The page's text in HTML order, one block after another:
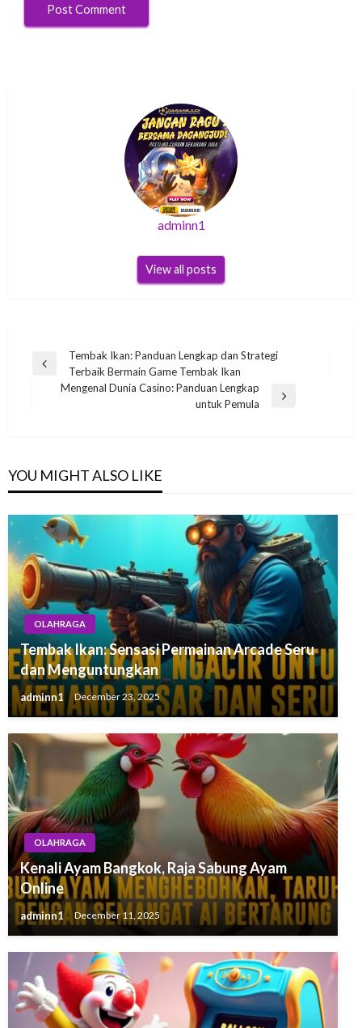
adminn1
View all posts
Post
navigation
Previous
Tembak Ikan: Panduan Lengkap dan Strategi
Terbaik Bermain Game Tembak Ikan
Mengenal Dunia Casino: Panduan Lengkap
untuk Pemula
YOU MIGHT ALSO LIKE
OLAHRAGA
Tembak Ikan: Sensasi Permainan Arcade Seru
dan Menguntungkan
adminn1 December 23, 2025
OLAHRAGA
Kenali Ayam Bangkok, Raja Sabung Ayam
Online
adminn1 December 11, 2025